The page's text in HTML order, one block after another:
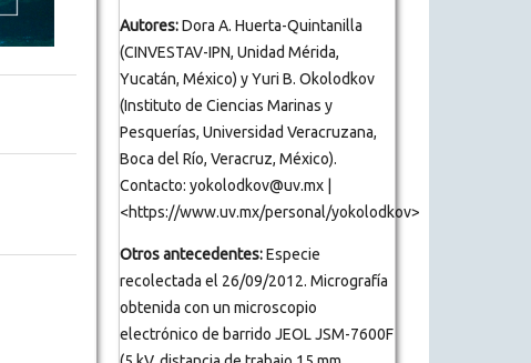
Autores:Dora A. Huerta-Quintanilla
(CINVESTAV-IPN, Unidad Mérida,
Yucatán, México) y Yuri B. Okolodkov
(Instituto de Ciencias Marinas y
Pesquerías, Universidad Veracruzana,
Boca del Río, Veracruz, México).
Contacto: yokolodkov@uv.mx |
<https://www.uv.mx/personal/yokolodkov>
Otros antecedentes:Especie
recolectada el 26/09/2012. Micrografía
obtenida con un microscopio
electrónico de barrido JEOL JSM-7600F